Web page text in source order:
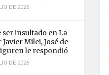
DE 2026
ser insultado en La
Milei, José de
le respondió
DE 2026